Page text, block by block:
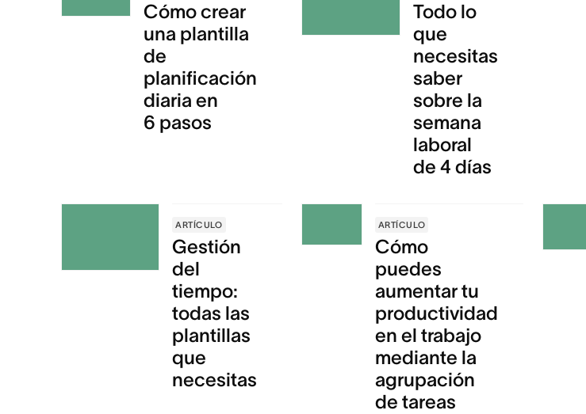
Cómo crear
una plantilla
de
planificación
diaria en
6 pasos
Todo lo
que
necesitas
saber
sobre la
semana
laboral
de 4 días
ARTÍCULO
Gestión
del
tiempo:
todas las
plantillas
que
necesitas
ARTÍCULO
Cómo
puedes
aumentar tu
productividad
en el trabajo
mediante la
agrupación
de tareas